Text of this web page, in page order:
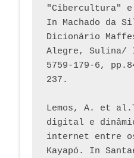
"Cibercultura"
In Machado da
Dicionário
Alegre, Sulina/
5759-179-6,
237.
Lemos, A. et
digital e
internet entre os
Kayapó. In